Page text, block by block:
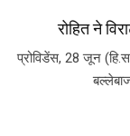
रोहित ने
प्रोविडेंस, 28 जून